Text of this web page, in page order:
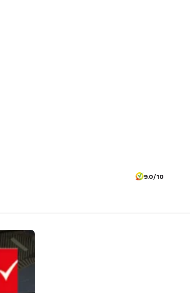
9.0/10